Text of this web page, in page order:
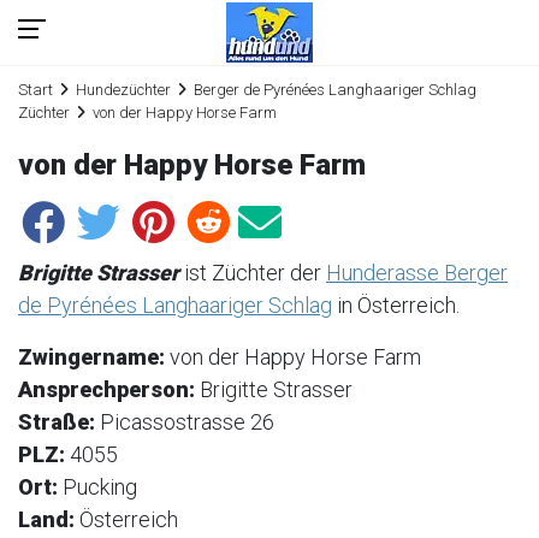
Start Hundezüchter
Berger de Pyrénées Langhaariger Schlag
Züchter
von der Happy Horse Farm
von der Happy Horse Farm
Brigitte Strasserist Züchter der Hunderasse Berger
de Pyrénées Langhaariger Schlag in Österreich.
Zwingername: von der Happy Horse Farm
Ansprechperson: Brigitte Strasser
Straße: Picassostrasse 26
PLZ: 4055
Ort: Pucking
Land: Österreich